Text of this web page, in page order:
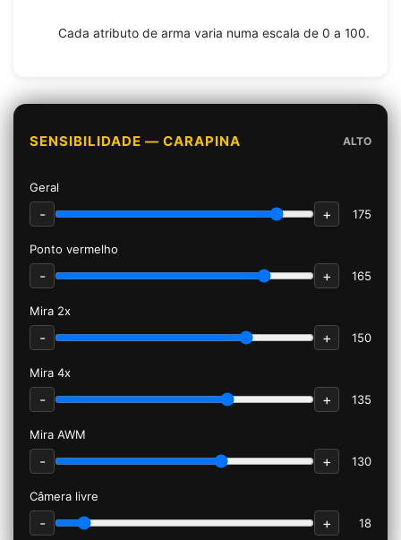
Cada atributo de arma varia numa escala de 0 a 100.
SENSIBILIDADE — CARAPINA ALTO
Geral
- + 175
Ponto vermelho
- + 165
Mira 2x
- + 150
Mira 4x
- + 135
Mira AWM
- + 130
Câmera livre
- + 18